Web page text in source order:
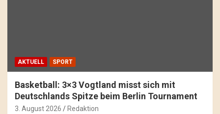
AKTUELL SPORT
Basketball: 3×3 Vogtland misst sich mit
Deutschlands Spitze beim Berlin Tournament
3. August 2026 Redaktion